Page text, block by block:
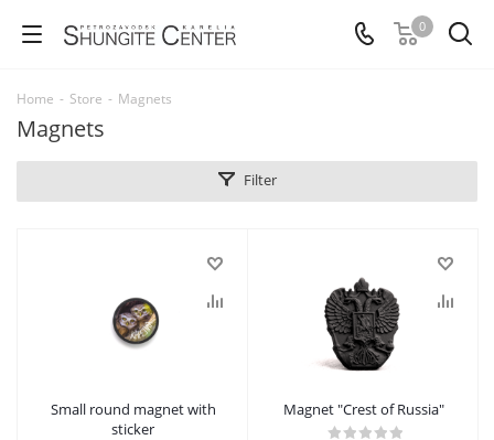
0
Home - Store - Magnets
Magnets
Filter
Small round magnet with
sticker
Magnet "Crest of Russia"